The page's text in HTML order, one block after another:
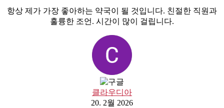
항상 제가 가장 좋아하는 약국이 될 것입니다. 친절한 직원과
훌륭한 조언. 시간이 많이 걸립니다.
클라우디아
20. 2월 2026